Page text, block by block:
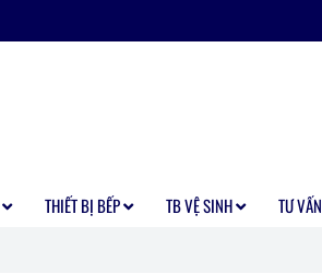
THIẾT BỊ BẾP TB VỆ SINH
TƯ VẤN